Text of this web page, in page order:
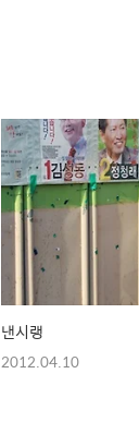
낸시랭
2012.04.10